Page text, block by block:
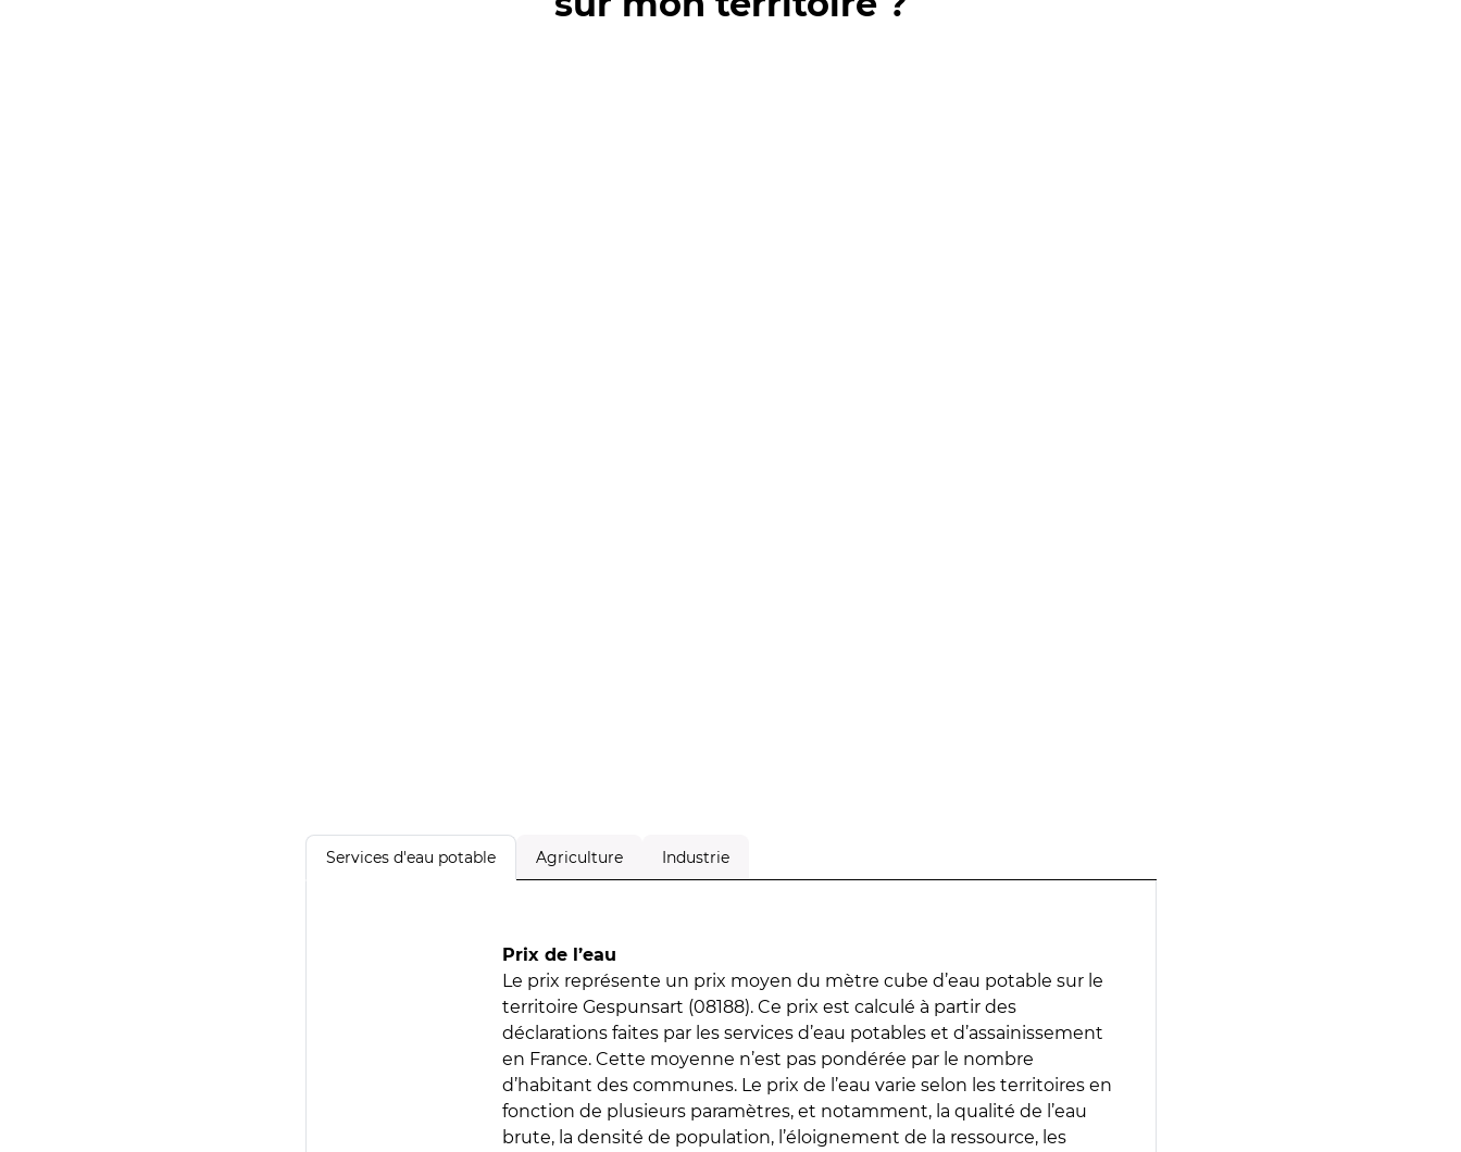
Services d'eau potable Agriculture Industrie
Prix de l’eau
Le prix représente un prix moyen du mètre cube d’eau potable sur le
territoire Gespunsart (08188). Ce prix est calculé à partir des
déclarations faites par les services d’eau potables et d’assainissement
en France. Cette moyenne n’est pas pondérée par le nombre
d’habitant des communes. Le prix de l’eau varie selon les territoires en
fonction de plusieurs paramètres, et notamment, la qualité de l’eau
brute, la densité de population, l’éloignement de la ressource, les